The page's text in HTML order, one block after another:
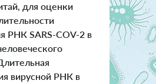
для оценки
РНК SARS-COV-2 в
вирусной РНК в